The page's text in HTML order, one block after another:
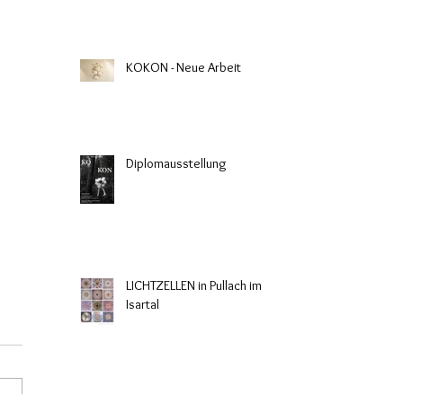
KOKON - Neue Arbeit
Diplomausstellung
LICHTZELLEN in Pullach im
Isartal